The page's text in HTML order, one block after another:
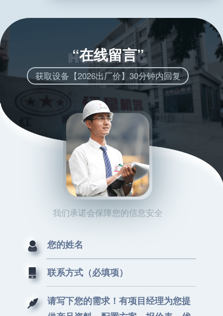
“在线留言”
获取设备【2026出厂价】30分钟内回复
我们承诺会保障您的信息安全